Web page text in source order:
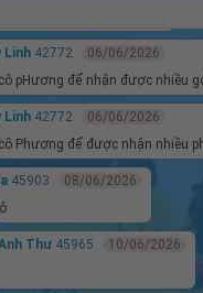
Linh 42772
06/06/2026
pHương để nhận được nhiều
Linh 42772
06/06/2026
Phương để được nhận nhiều
45903
08/06/2026
Thư 45965 10/06/2026